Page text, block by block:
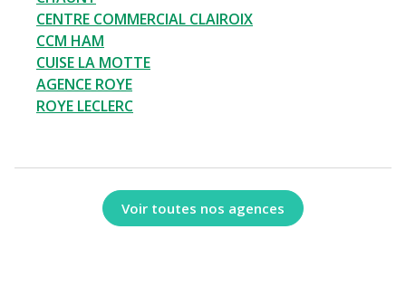
CENTRE COMMERCIAL CLAIROIX
CCM HAM
CUISE LA MOTTE
AGENCE ROYE
ROYE LECLERC
Voir toutes nos agences